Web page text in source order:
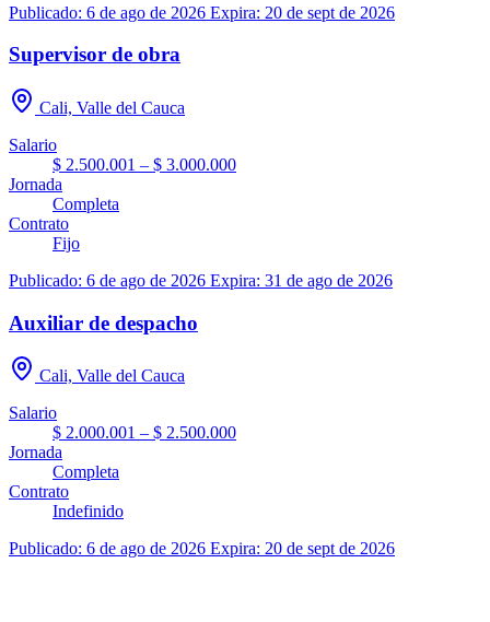
Publicado: 6 de ago de 2026 Expira: 20 de sept de 2026
Supervisor de obra
Cali, Valle del Cauca
Salario
$ 2.500.001 – $ 3.000.000
Jornada
Completa
Contrato
Fijo
Publicado: 6 de ago de 2026 Expira: 31 de ago de 2026
Auxiliar de despacho
Cali, Valle del Cauca
Salario
$ 2.000.001 – $ 2.500.000
Jornada
Completa
Contrato
Indefinido
Publicado: 6 de ago de 2026 Expira: 20 de sept de 2026